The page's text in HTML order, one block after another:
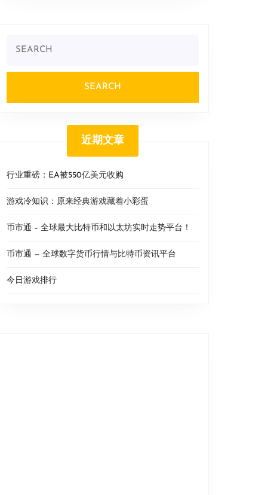
for:
近期文章
行业重磅：EA被550亿美元收购
游戏冷知识：原来经典游戏藏着小彩蛋
币市通 – 全球最大比特币和以太坊实时走势平台！
币市通 — 全球数字货币行情与比特币资讯平台
今日游戏排行